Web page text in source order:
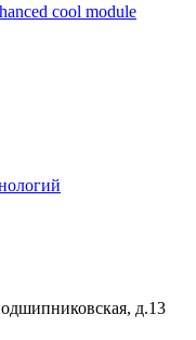
cool module
д.13